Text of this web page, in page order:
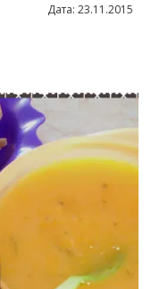
Дата: 23.11.2015